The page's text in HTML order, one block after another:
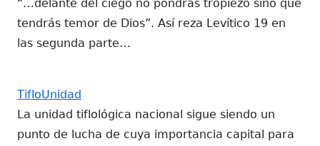
“…delante del ciego no pondrás tropiezo sino que
tendrás temor de Dios”. Así reza Levítico 19 en
las segunda parte…
TifloUnidad
La unidad tiflológica nacional sigue siendo un
punto de lucha de cuya importancia capital para